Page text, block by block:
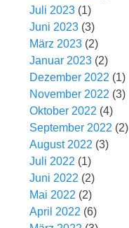
Juli 2023 (1)
Juni 2023 (3)
März 2023 (2)
Januar 2023 (2)
Dezember 2022 (1)
November 2022 (3)
Oktober 2022 (4)
September 2022 (2)
August 2022 (3)
Juli 2022 (1)
Juni 2022 (2)
Mai 2022 (2)
April 2022 (6)